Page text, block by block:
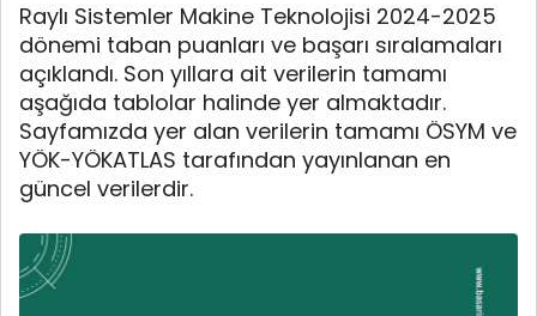
Raylı Sistemler Makine Teknolojisi 2024-2025
dönemi taban puanları ve başarı sıralamaları
açıklandı. Son yıllara ait verilerin tamamı
aşağıda tablolar halinde yer almaktadır.
Sayfamızda yer alan verilerin tamamı ÖSYM ve
YÖK-YÖKATLAS tarafından yayınlanan en
güncel verilerdir.